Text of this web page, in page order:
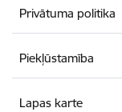
Privātuma politika
Piekļūstamība
Lapas karte